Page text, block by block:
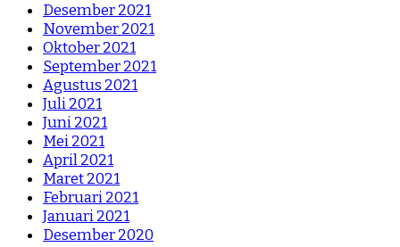
Desember 2021
November 2021
Oktober 2021
September 2021
Agustus 2021
Juli 2021
Juni 2021
Mei 2021
April 2021
Maret 2021
Februari 2021
Januari 2021
Desember 2020